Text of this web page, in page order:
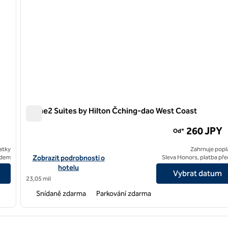
Home2 Suites by Hilton Čching-dao West Coast
Zobrazit podrobnosti o hotelu Home2 Suites by Hilton Qingdao
Zobrazit podrobnosti o
hotelu
23,05 mil
Od* 260 JPY
Zahrnuje
Sleva Honors, platba
Vybrat datum
Snídaně zdarma Parkování zdarma